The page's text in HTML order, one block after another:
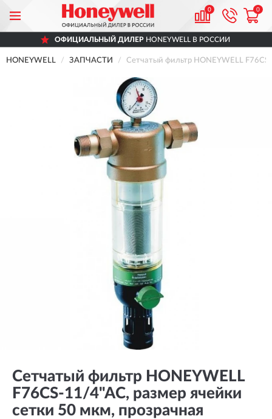
0 0
ОФИЦИАЛЬНЫЙ ДИЛЕР HONEYWELL В РОССИИ
HONEYWELL ЗАПЧАСТИ Сетчатый фильтр HONEYWELL
Сетчатый фильтр HONEYWELL
F76CS-11/4"AC, размер ячейки
сетки 50 мкм, прозрачная